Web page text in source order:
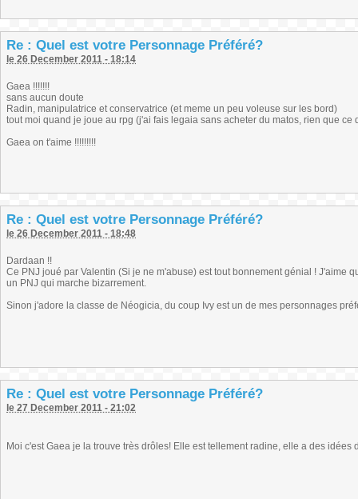
Re : Quel est votre Personnage Préféré?
le 26 December 2011 - 18:14
Gaea !!!!!!!
sans aucun doute
Radin, manipulatrice et conservatrice (et meme un peu voleuse sur les bord)
tout moi quand je joue au rpg (j'ai fais legaia sans acheter du matos, rien que ce
Gaea on t'aime !!!!!!!!!
Re : Quel est votre Personnage Préféré?
le 26 December 2011 - 18:48
Dardaan !!
Ce PNJ joué par Valentin (Si je ne m'abuse) est tout bonnement génial ! J'aime
un PNJ qui marche bizarrement.
Sinon j'adore la classe de Néogicia, du coup Ivy est un de mes personnages
Re : Quel est votre Personnage Préféré?
le 27 December 2011 - 21:02
Moi c'est Gaea je la trouve très drôles! Elle est tellement radine, elle a des idées